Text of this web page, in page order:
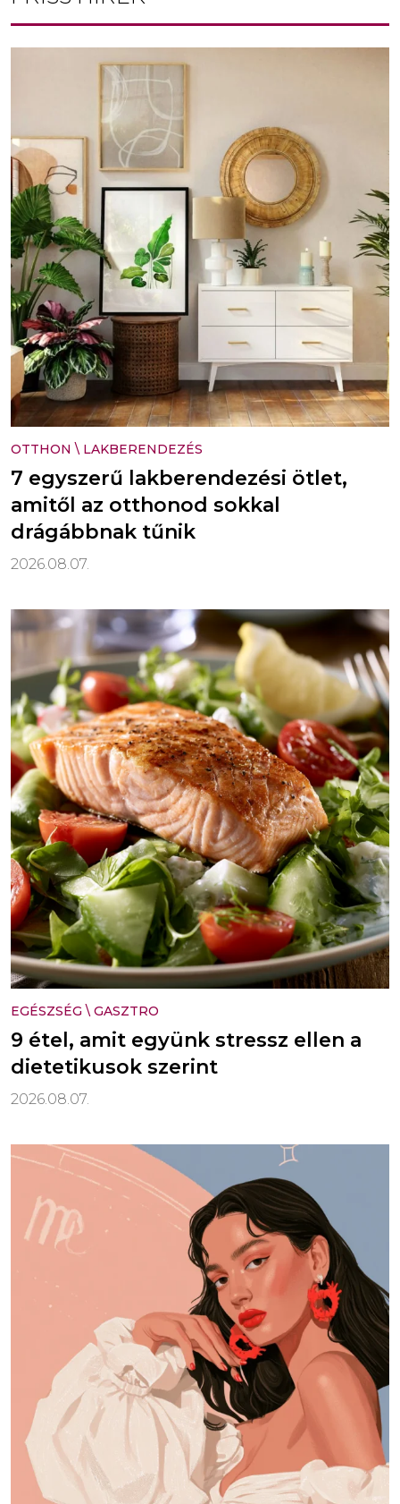
OTTHON \ LAKBERENDEZÉS
7 egyszerű lakberendezési ötlet,
amitől az otthonod sokkal
drágábbnak tűnik
2026.08.07.
EGÉSZSÉG \ GASZTRO
9 étel, amit együnk stressz ellen a
dietetikusok szerint
2026.08.07.